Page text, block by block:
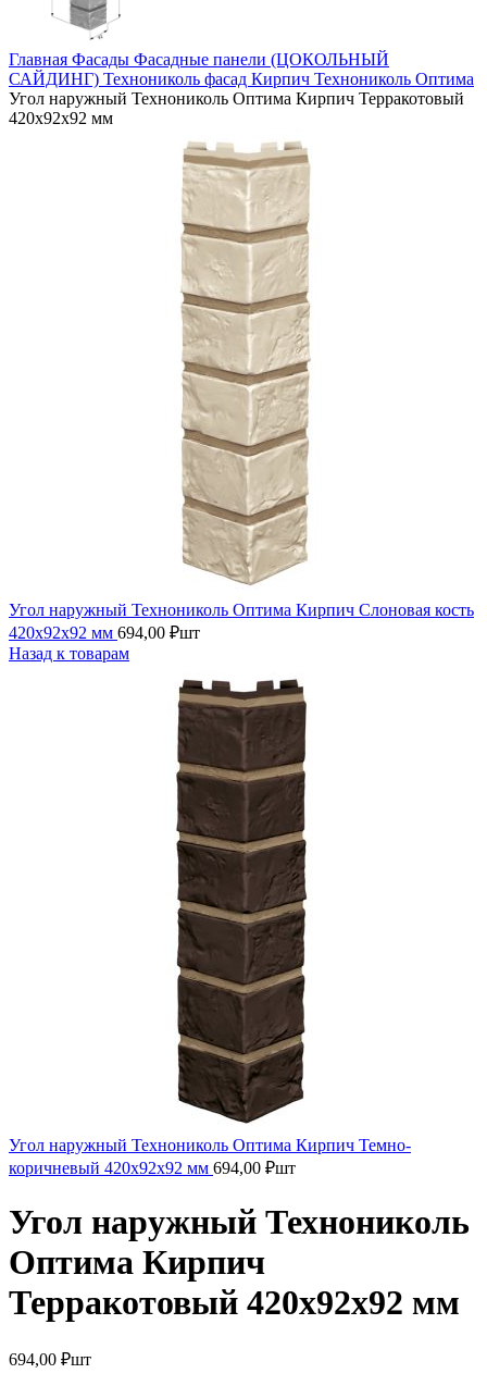
Главная Фасады Фасадные панели (ЦОКОЛЬНЫЙ
САЙДИНГ) Технониколь фасад Кирпич Технониколь Оптима
Угол наружный Технониколь Оптима Кирпич Терракотовый
420х92х92 мм
Угол наружный Технониколь Оптима Кирпич Слоновая кость
420х92х92 мм 694,00 ₽шт
Назад к товарам
Угол наружный Технониколь Оптима Кирпич Темно-
коричневый 420х92х92 мм 694,00 ₽шт
Угол наружный Технониколь
Оптима Кирпич
Терракотовый 420х92х92 мм
694,00 ₽шт